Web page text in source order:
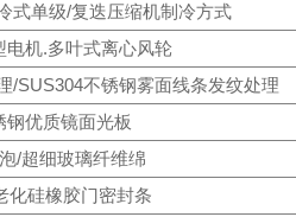
式单级/复迭压缩机制冷方式
电机.多叶式离心风轮
/SUS304不锈钢雾面线条发纹处理
钢优质镜面光板
/超细玻璃纤维绵
化硅橡胶门密封条